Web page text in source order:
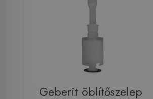
Geberit öblítőszelep